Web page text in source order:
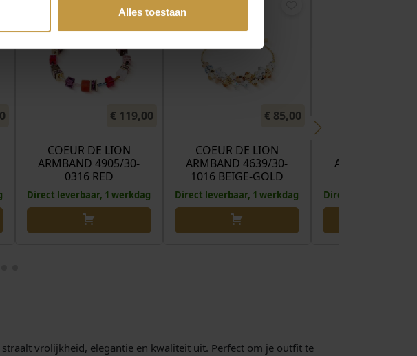
Alles toestaan
€119,00
COEUR DE LION
ARMBAND 4905/30-
0316 RED
Direct leverbaar, 1 werkdag
€85,00
COEUR DE LION
ARMBAND 4639/30-
1016 BEIGE-GOLD
Direct leverbaar, 1 werkdag
ARMBAND
Direct leverbaar, 1
vrolijkheid, elegantie en kwaliteit uit. Perfect om je outfit te